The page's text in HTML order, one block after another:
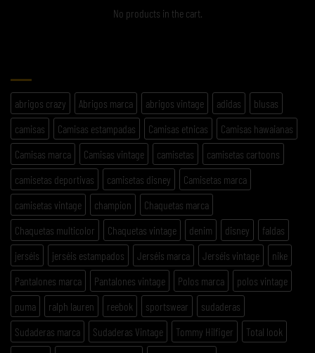
No products in the cart.
abrigos crazy Abrigos marca abrigos vintage adidas
blusas
camisas
Camisas estampadas Camisas etnicas
Camisas hawaianas
Camisas marca
Camisas vintage camisetas
camisetas cartoons
camisetas deportivas
camisetas disney
Camisetas marca
camisetas vintage
champion
Chaquetas marca
Chaquetas multicolor
Chaquetas vintage denim disney
faldas
jerséis
jerséis estampados Jerséis marca Jerséis vintage
nike
Pantalones marca
Pantalones vintage Polos marca
polos vintage
puma
ralph lauren reebok sportswear
sudaderas
Sudaderas marca
Sudaderas Vintage Tommy Hilfiger
Total look